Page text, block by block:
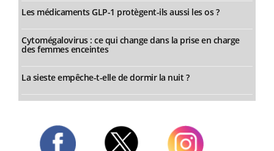
Les médicaments GLP-1 protègent-ils aussi les os ?
Cytomégalovirus : ce qui change dans la prise en charge
des femmes enceintes
La sieste empêche-t-elle de dormir la nuit ?